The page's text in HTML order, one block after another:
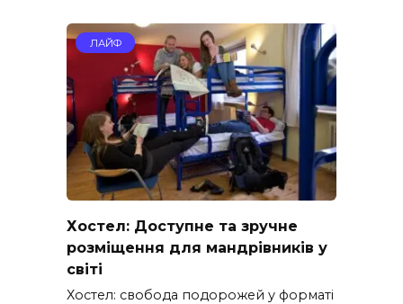
ЛАЙФ
Хостел: Доступне та зручне
розміщення для мандрівників у
світі
Хостел: свобода подорожей у форматі